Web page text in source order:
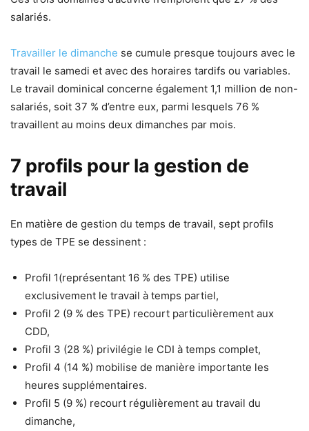
salariés.
Travailler le dimanche se cumule presque toujours avec le
travail le samedi et avec des horaires tardifs ou variables.
Le travail dominical concerne également 1,1 million de non-
salariés, soit 37 % d’entre eux, parmi lesquels 76 %
travaillent au moins deux dimanches par mois.
7 profils pour la gestion de
travail
En matière de gestion du temps de travail, sept profils
types de TPE se dessinent :
Profil 1(représentant 16 % des TPE) utilise
exclusivement le travail à temps partiel,
Profil 2 (9 % des TPE) recourt particulièrement aux
CDD,
Profil 3 (28 %) privilégie le CDI à temps complet,
Profil 4 (14 %) mobilise de manière importante les
heures supplémentaires.
Profil 5 (9 %) recourt régulièrement au travail du
dimanche,